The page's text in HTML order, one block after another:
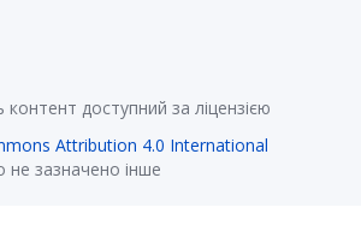
контент доступний за ліцензією
Attribution 4.0 International
не зазначено інше